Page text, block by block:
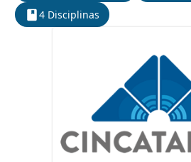
4 Disciplinas